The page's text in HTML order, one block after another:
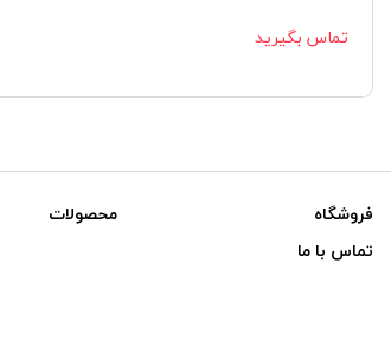
تماس بگیرید
فروشگاه محصولات
تماس با ما